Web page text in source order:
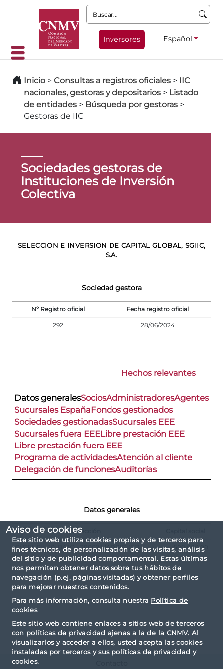
Aviso de cookies
Este sitio web utiliza cookies propias y de terceros para
fines técnicos, de personalización de las visitas, análisis
del sitio y de publicidad comportamental. Estas últimas
nos permiten obtener datos sobre tus hábitos de
navegación (p.ej. páginas visitadas) y obtener perfiles
para mejorar nuestros contenidos.
Para más información, consulta nuestra Política de
cookies
Este sitio web contiene enlaces a sitios web de terceros
con políticas de privacidad ajenas a la de la CNMV. Al
visualizarlos y acceder a ellos, usted acepta las cookies
instaladas por terceros y sus políticas de privacidad y
cookies.
Buscar:
Inversores Español
Inicio > Consultas a registros oficiales > IIC
nacionales, gestoras y depositarios > Listado
de entidades > Búsqueda por gestoras >
Gestoras de IIC
Sociedades gestoras de
Instituciones de Inversión
Colectiva
SELECCION E INVERSION DE CAPITAL GLOBAL, SGIIC,
S.A.
Sociedad gestora
Nº Registro oficial Fecha registro oficial
292 28/06/2024
Hechos relevantes
Datos generalesSociosAdministradoresAgentes
Sucursales EspañaFondos gestionados
Sociedades gestionadasSucursales EEE
Sucursales fuera EEELibre prestación EEE
Libre prestación fuera EEE
Programa de actividadesAtención al cliente
Delegación de funcionesAuditorías
Datos generales
Dirección
C/ DEL SIL 50, BAJO - 28002 MADRID (ES) 500.000,00